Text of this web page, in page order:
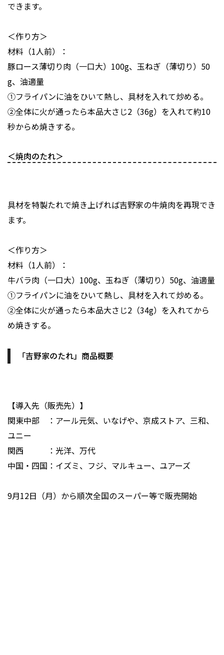
できます。
＜作り方＞
材料（1人前）：
豚ロース薄切り肉（一口大）100g、玉ねぎ（薄切り）50
g、油適量
①フライパンに油をひいて熱し、具材を入れて炒める。
②全体に火が通ったら本品大さじ2（36g）を入れて約10
秒からめ焼きする。
＜焼肉のたれ＞
具材を特製たれで焼き上げれば吉野家の牛焼肉を再現でき
ます。
＜作り方＞
材料（1人前）：
牛バラ肉（一口大）100g、玉ねぎ（薄切り）50g、油適量
①フライパンに油をひいて熱し、具材を入れて炒める。
②全体に火が通ったら本品大さじ2（34g）を入れてから
め焼きする。
「吉野家のたれ」商品概要
【導入先（販売先）】
関東中部 ：アール元気、いなげや、京成ストア、三和、
ユニー
関西 ：光洋、万代
中国・四国：イズミ、フジ、マルキュー、ユアーズ
9月12日（月）から順次全国のスーパー等で販売開始